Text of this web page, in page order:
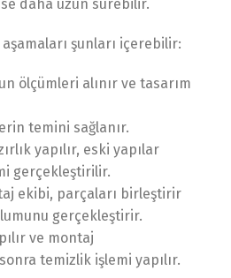
daha uzun sürebilir.
şunları içerebilir:
ölçümleri alınır ve tasarım
temini sağlanır.
yapılır, eski yapılar
gerçekleştirilir.
ekibi, parçaları birleştirir
gerçekleştirir.
ve montaj
temizlik işlemi yapılır.